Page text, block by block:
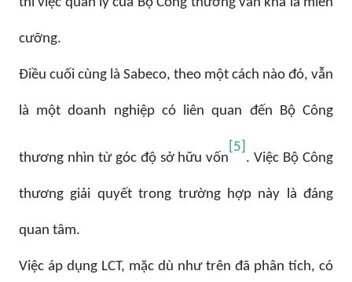
cưỡng.
Điều cuối cùng là Sabeco, theo một cách nào đó, vẫn
là một doanh nghiệp có liên quan đến Bộ Công
thương nhìn từ góc độ sở hữu vốn
[5]
. Việc Bộ Công
thương giải quyết trong trường hợp này là đáng
quan tâm.
Việc áp dụng LCT, mặc dù như trên đã phân tích, có